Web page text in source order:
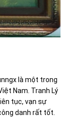
là một trong
Nam. Tranh Lý
tục, vạn sự
danh rất tốt.